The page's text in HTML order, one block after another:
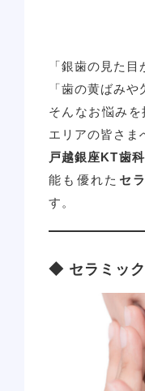
「銀歯の見た目
「歯の黄ばみや
そんなお悩み
エリアの皆さま
戸越銀座KT歯
能も優れた セ
す。
◆ セラミック